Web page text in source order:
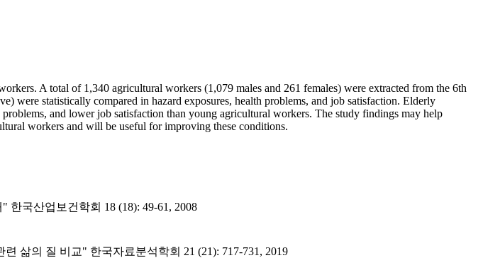
A total of 1,340 agricultural workers (1,079 males and 261 females) were extracted from the 6th
were statistically compared in hazard exposures, health problems, and job satisfaction. Elderly
and lower job satisfaction than young agricultural workers. The study findings may help
workers and will be useful for improving these conditions.
국산업보건학회 18 (18): 49-61, 2008
삶의 질 비교" 한국자료분석학회 21 (21): 717-731, 2019